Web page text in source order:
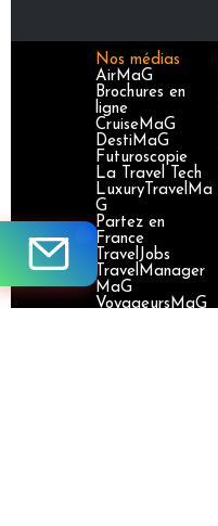
Nos médias
AirMaG
Brochures en
ligne
CruiseMaG
DestiMaG
Futuroscopie
La Travel Tech
LuxuryTravelMa
G
Partez en
France
TravelJobs
TravelManager
MaG
VoyageursMaG